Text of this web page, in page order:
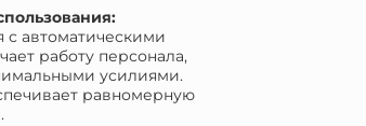
с автоматическими
работу персонала,
усилиями.
равномерную